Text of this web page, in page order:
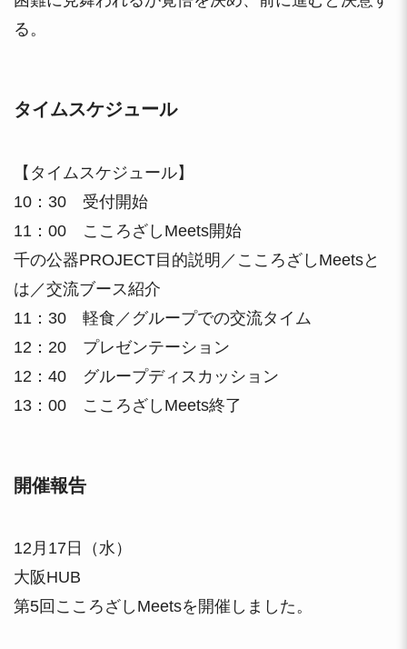
る。
タイムスケジュール
【タイムスケジュール】
10：30 受付開始
11：00 こころざしMeets開始
千の公器PROJECT目的説明／こころざしMeetsと
は／交流ブース紹介
11：30 軽食／グループでの交流タイム
12：20 プレゼンテーション
12：40 グループディスカッション
13：00 こころざしMeets終了
開催報告
12月17日（水）
大阪HUB
第5回こころざしMeetsを開催しました。